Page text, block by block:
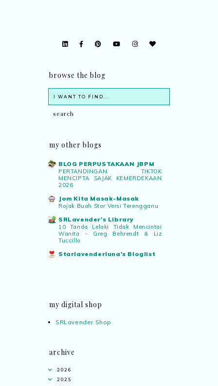
browse the blog
my other blogs
BLOG PERPUSTAKAAN JBPM
PERTANDINGAN TIKTOK
MENCIPTA SAJAK KEMERDEKAAN
2026
Jom Kita Masak-Masak
Rojak Buah Stor Versi Terengganu
SRLavender's Library
10 Tanda Lelaki Tidak Mencintai
Wanita - Greg Behrendt & Liz
Tuccillo
Starlavenderluna's Bloglist
my digital shop
SRLavender Shop
archive
2026
2025